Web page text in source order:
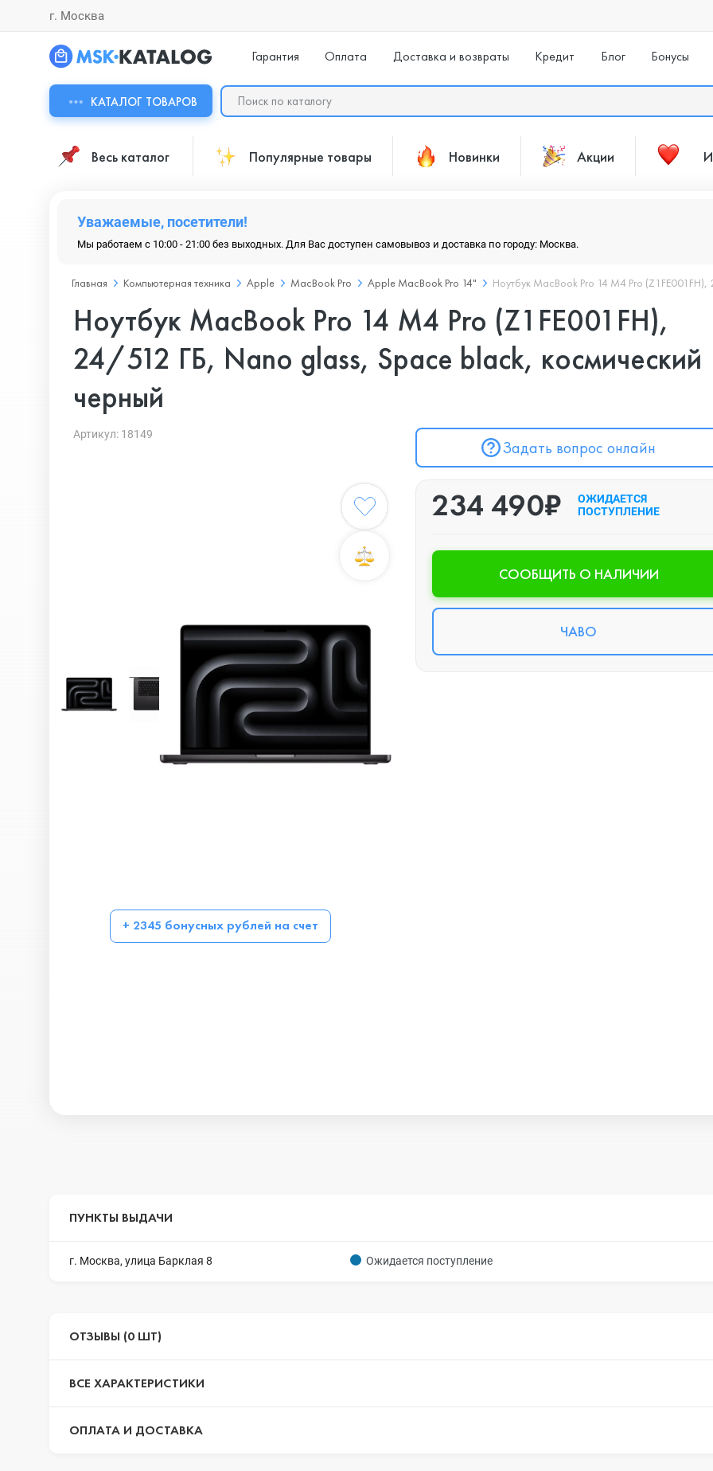
г. Москва
Гарантия Оплата Доставка и возвраты Кредит Блог Бонусы
КАТАЛОГ ТОВАРОВ
Весь каталог Популярные товары Новинки Акции
Уважаемые, посетители!
Мы работаем с 10:00 - 21:00 без выходных. Для Вас доступен самовывоз и доставка по городу: Москва.
Главная Компьютерная техника Apple MacBook Pro Apple MacBook Pro 14" Ноутбук MacBook Pro 14 M4 Pro
Ноутбук MacBook Pro 14 M4 Pro (Z1FE001FH),
24/512 ГБ, Nano glass, Space black, космический
черный
Артикул: 18149
Задать вопрос онлайн
+ 2345 бонусных рублей на счет
234 490₽
ОЖИДАЕТСЯ
ПОСТУПЛЕНИЕ
CООБЩИТЬ О НАЛИЧИИ
ЧАВО
ПУНКТЫ ВЫДАЧИ
г. Москва, улица Барклая 8 Ожидается поступление
ОТЗЫВЫ (0 ШТ)
ВСЕ ХАРАКТЕРИСТИКИ
ОПЛАТА И ДОСТАВКА